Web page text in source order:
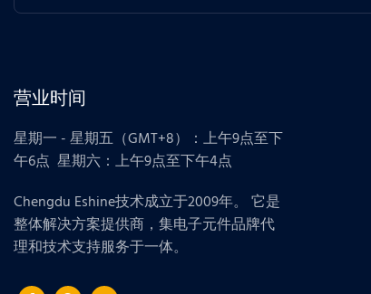
营业时间
星期一 - 星期五（GMT+8）：上午9点至下
午6点 星期六：上午9点至下午4点
Chengdu Eshine技术成立于2009年。 它是
整体解决方案提供商，集电子元件品牌代
理和技术支持服务于一体。